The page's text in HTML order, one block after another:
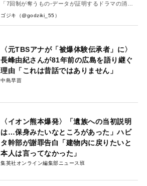
「7回制が奪うもの-データが証明するドラマの消
失-」
ゴジキ（@godziki_55）
〈元TBSアナが「被爆体験伝承者」に〉
長峰由紀さんが81年前の広島を語り継ぐ
理由「これは昔話ではありません」
中島早苗
〈イオン熊本爆発〉「遺族への当初説明
は…保身みたいなところがあった」ハビ
タ幹部が謝罪告白「建物内に戻りたいと
本人は言ってなかった」
集英社オンライン編集部ニュース班